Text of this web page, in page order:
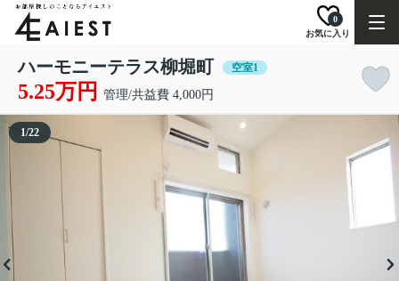
お気に入り
0
ハーモニーテラス柳堀町 空室1
5.25万円 管理/共益費 4,000円
1/22